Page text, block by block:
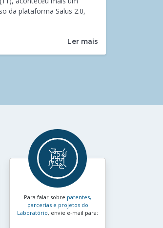
da plataforma Salus 2.0,
Ler mais
Para falar sobre patentes,
parcerias e projetos do
Laboratório, envie e‑mail para: